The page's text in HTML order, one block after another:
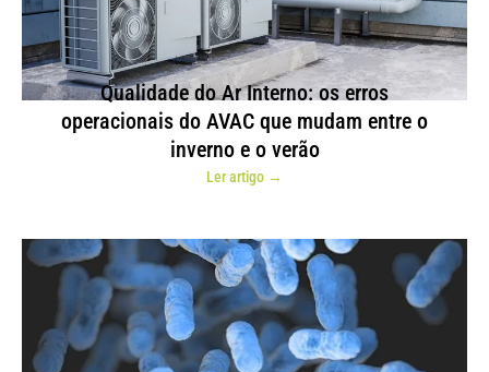
Qualidade do Ar Interno: os erros
operacionais do AVAC que mudam entre o
inverno e o verão
Ler artigo →